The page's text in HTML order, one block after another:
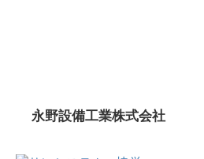
永野設備工業株式会社